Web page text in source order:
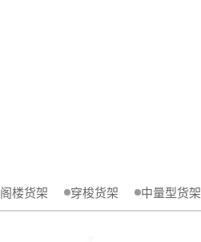
阁楼货架 穿梭货架 中量型货架